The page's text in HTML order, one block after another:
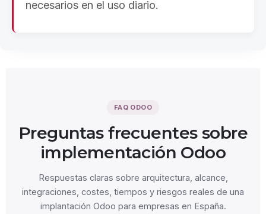
necesarios en el uso diario.
FAQ ODOO
Preguntas frecuentes sobre
implementación Odoo
Respuestas claras sobre arquitectura, alcance,
integraciones, costes, tiempos y riesgos reales de una
implantación Odoo para empresas en España.